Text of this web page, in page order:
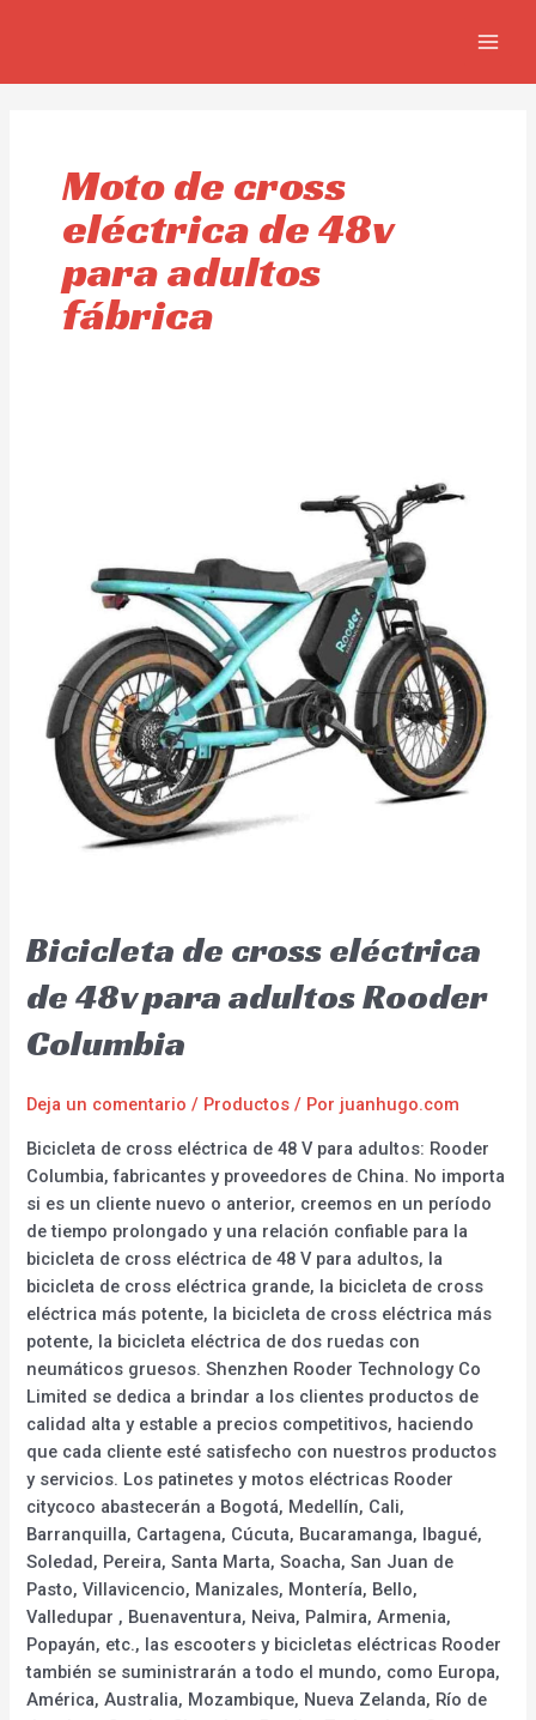
Moto de cross
eléctrica de 48v
para adultos
fábrica
Bicicleta de cross eléctrica
de 48v para adultos Rooder
Columbia
Deja un comentario / Productos / Por juanhugo.com
Bicicleta de cross eléctrica de 48 V para adultos: Rooder
Columbia, fabricantes y proveedores de China. No importa
si es un cliente nuevo o anterior, creemos en un período
de tiempo prolongado y una relación confiable para la
bicicleta de cross eléctrica de 48 V para adultos, la
bicicleta de cross eléctrica grande, la bicicleta de cross
eléctrica más potente, la bicicleta de cross eléctrica más
potente, la bicicleta eléctrica de dos ruedas con
neumáticos gruesos. Shenzhen Rooder Technology Co
Limited se dedica a brindar a los clientes productos de
calidad alta y estable a precios competitivos, haciendo
que cada cliente esté satisfecho con nuestros productos
y servicios. Los patinetes y motos eléctricas Rooder
citycoco abastecerán a Bogotá, Medellín, Cali,
Barranquilla, Cartagena, Cúcuta, Bucaramanga, Ibagué,
Soledad, Pereira, Santa Marta, Soacha, San Juan de
Pasto, Villavicencio, Manizales, Montería, Bello,
Valledupar , Buenaventura, Neiva, Palmira, Armenia,
Popayán, etc., las escooters y bicicletas eléctricas Rooder
también se suministrarán a todo el mundo, como Europa,
América, Australia, Mozambique, Nueva Zelanda, Río de